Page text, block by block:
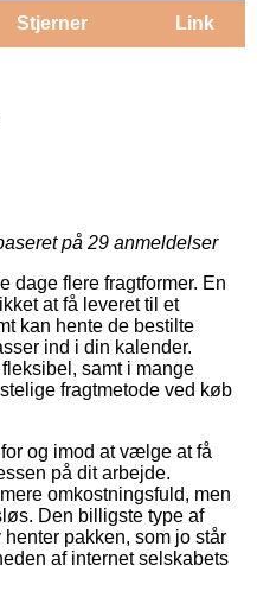
Stjerner Link
på 29 anmeldelser
dage flere fragtformer. En
at få leveret til et
kan hente de bestilte
ind i din kalender.
samt i mange
fragtmetode ved køb
og imod at vælge at få
på dit arbejde.
omkostningsfuld, men
Den billigste type af
pakken, som jo står
af internet selskabets